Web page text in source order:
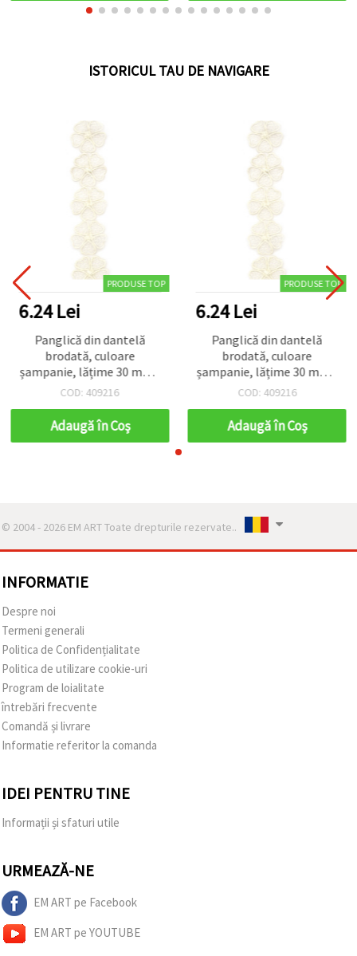
ISTORICUL TAU DE NAVIGARE
PRODUSE TOP
6.24 Lei
Panglică din dantelă
brodată, culoare
șampanie, lățime 30 mm -
1 metru
COD: 409216
Adaugă în Coş
PRODUSE TOP
6.24 Lei
Panglică din dantelă
brodată, culoare
șampanie, lățime 30 mm -
1 metru
COD: 409216
Adaugă în Coş
© 2004 - 2026 EM ART Toate drepturile rezervate..
INFORMATIE
Despre noi
Termeni generali
Politica de Confidențialitate
Politica de utilizare cookie-uri
Program de loialitate
întrebări frecvente
Comandă și livrare
Informatie referitor la comanda
IDEI PENTRU TINE
Informații și sfaturi utile
URMEAZĂ-NE
EM ART pe Facebook
EM ART pe YOUTUBE